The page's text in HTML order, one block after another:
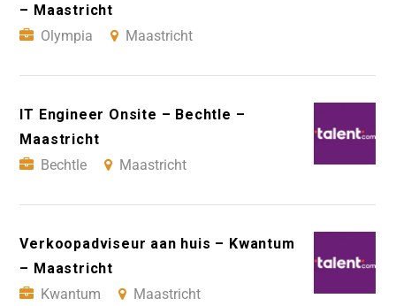
– Maastricht
Olympia
Maastricht
IT Engineer Onsite – Bechtle –
Maastricht
Bechtle
Maastricht
Verkoopadviseur aan huis – Kwantum
– Maastricht
Kwantum
Maastricht